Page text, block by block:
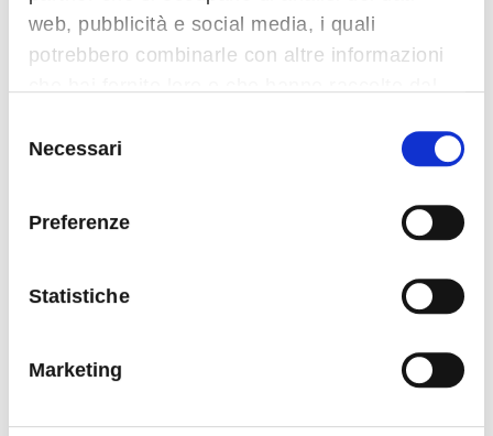
web, pubblicità e social media, i quali
potrebbero combinarle con altre informazioni
che hai fornito loro o che hanno raccolto dal
delNecessari
Preferenze
Statistiche
Marketing
Contatti
dalla capitale Sofia, lungo il corridoio paneuropeo n. 4.
SCOPRI DI PIÙ